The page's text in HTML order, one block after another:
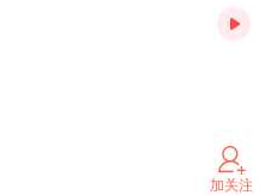
加关注